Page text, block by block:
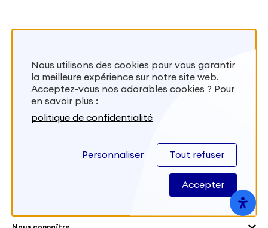
Nos champs d’action
Agenda 2030
Mobilités croisées
Envoyer des volontaires
Témoignages de volontaires
Voir la carte
Nous utilisons des cookies pour vous garantir
la meilleure expérience sur notre site web.
Acceptez-vous nos adorables cookies ? Pour
en savoir plus :
politique de confidentialité
Personnaliser Tout refuser
Accepter